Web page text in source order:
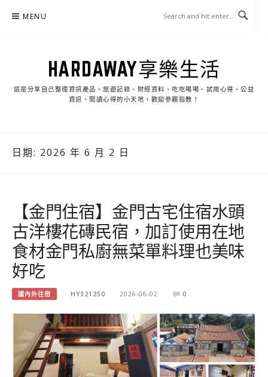
MENU
HARDAWAY享樂生活
這是分享自己整理資訊產品、旅遊記錄、財經資料、吃吃喝喝、試用心得、公益
資訊、閱讀心得的小天地，歡迎參觀指教！
日期: 2026 年 6 月 2 日
【金門住宿】金門古宅住宿水頭
古洋樓花磚民宿，加訂使用在地
食材金門私廚無菜單料理也美味
好吃
國內外住宿 HY321250 2026-06-02 0